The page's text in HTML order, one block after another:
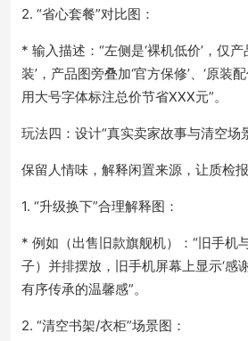
2. “省心套餐”对比图：
* 输入描述：“左侧是‘裸机低价’，仅
装’，产品图旁叠加‘官方保修’、‘原装
用大号字体标注总价节省XXX元”。
玩法四：设计“真实卖家故事与清空场
保留人情味，解释闲置来源，让质检报
1. “升级换下”合理解释图：
* 例如（出售旧款旗舰机）：“旧手机
子）并排摆放，旧手机屏幕上显示‘感
有序传承的温馨感”。
2. “清空书架/衣柜”场景图：